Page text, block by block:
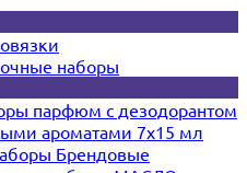
наборы
парфюм с дезодорантом
ароматами 7х15 мл
Брендовые